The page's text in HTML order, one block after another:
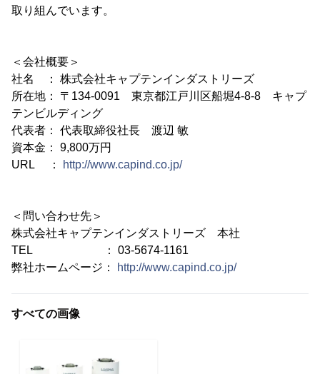
取り組んでいます。
＜会社概要＞
社名 ： 株式会社キャプテンインダストリーズ
所在地： 〒134-0091 東京都江戸川区船堀4-8-8 キャプ
テンビルディング
代表者： 代表取締役社長 渡辺 敏
資本金： 9,800万円
URL ：
http://www.capind.co.jp/
＜問い合わせ先＞
株式会社キャプテンインダストリーズ 本社
TEL ： 03-5674-1161
弊社ホームページ：
http://www.capind.co.jp/
すべての画像